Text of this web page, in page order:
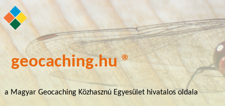
geocaching.hu ®
a Magyar Geocaching Közhasznú Egyesület hivatalos oldala